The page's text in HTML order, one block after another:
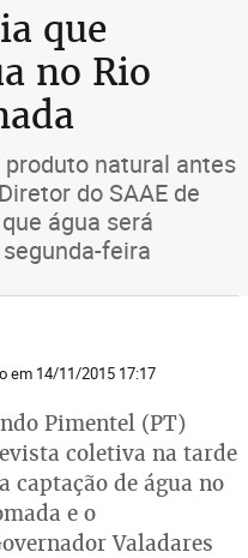
que
no Rio
natural antes
do SAAE de
água será
feira
em 14/11/2015 17:17
Pimentel (PT)
coletiva na tarde
captação de água no
e o
Valadares